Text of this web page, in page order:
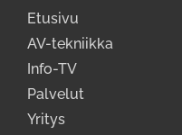
Etusivu
AV-tekniikka
Info-TV
Palvelut
Yritys